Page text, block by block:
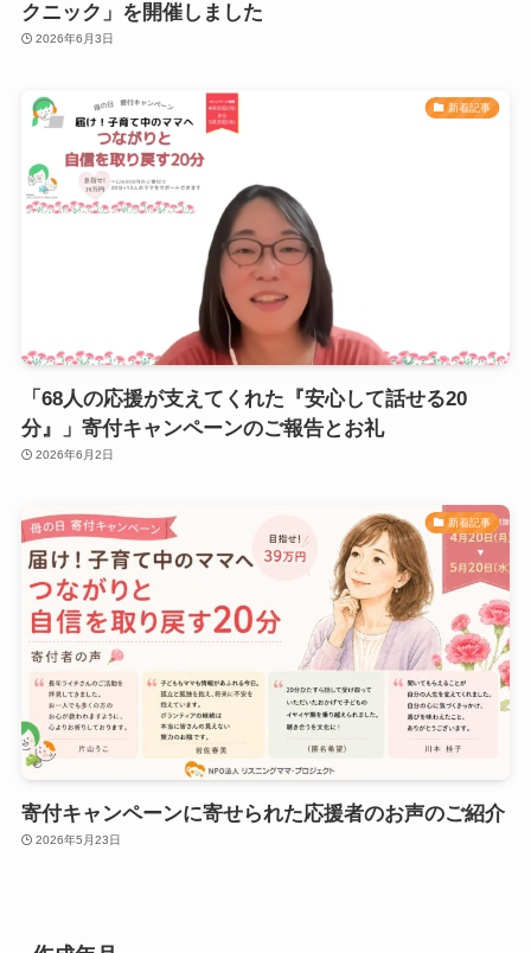
クニック」を開催しました
2026年6月3日
新着記事
「68人の応援が支えてくれた『安心して話せる20
分』」寄付キャンペーンのご報告とお礼
2026年6月2日
新着記事
寄付キャンペーンに寄せられた応援者のお声のご紹介
2026年5月23日